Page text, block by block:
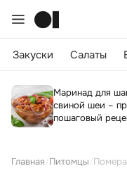
Закуски Салаты
Маринад для
свиной шеи –
пошаговый
Главная Питомцы